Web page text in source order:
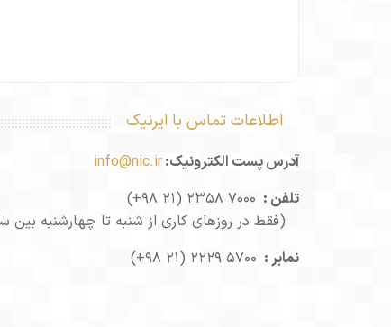
اطلاعات تماس با ایرنیک
آدرس پست الکترونیک:info@nic.ir
تلفن :
(فقط در روزهای کاری از شنبه تا چهارشنبه بین ساعت ۸:۰۰ تا ۱۵:۴۵ پاسخگو
نمابر :